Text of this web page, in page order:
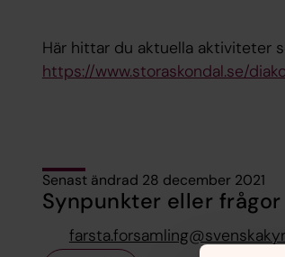
Här hittar du aktuella aktiviteter
https://www.storaskondal.se/
Senast ändrad 28 december 2021
Synpunkter eller